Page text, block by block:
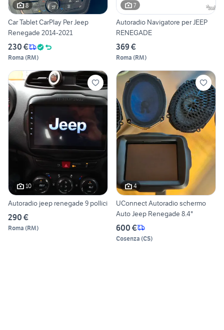
8
Car Tablet CarPlay Per Jeep
Renegade 2014-2021
230 €
Roma (RM)
7
Autoradio Navigatore per JEEP
RENEGADE
369 €
Roma (RM)
10
Autoradio jeep renegade 9 pollici
290 €
Roma (RM)
4
UConnect Autoradio schermo
Auto Jeep Renegade 8.4"
600 €
Cosenza (CS)